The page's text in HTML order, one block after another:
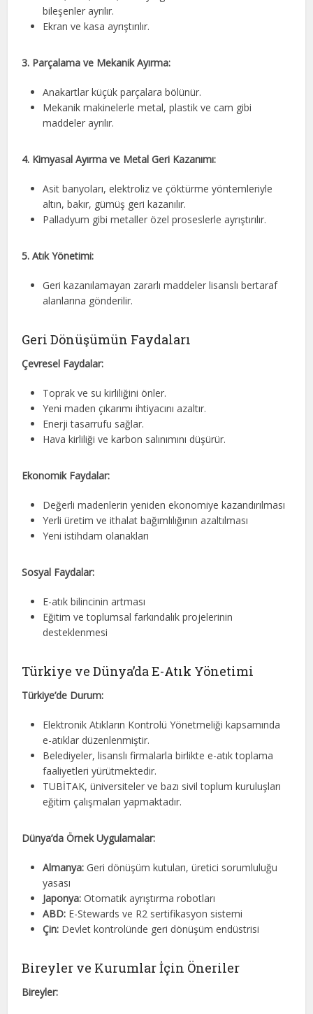
bileşenler ayrılır.
Ekran ve kasa ayrıştırılır.
3. Parçalama ve Mekanik Ayırma:
Anakartlar küçük parçalara bölünür.
Mekanik makinelerle metal, plastik ve cam gibi
maddeler ayrılır.
4. Kimyasal Ayırma ve Metal Geri Kazanımı:
Asit banyoları, elektroliz ve çöktürme yöntemleriyle
altın, bakır, gümüş geri kazanılır.
Palladyum gibi metaller özel proseslerle ayrıştırılır.
5. Atık Yönetimi:
Geri kazanılamayan zararlı maddeler lisanslı bertaraf
alanlarına gönderilir.
Geri Dönüşümün Faydaları
Çevresel Faydalar:
Toprak ve su kirliliğini önler.
Yeni maden çıkarımı ihtiyacını azaltır.
Enerji tasarrufu sağlar.
Hava kirliliği ve karbon salınımını düşürür.
Ekonomik Faydalar:
Değerli madenlerin yeniden ekonomiye kazandırılması
Yerli üretim ve ithalat bağımlılığının azaltılması
Yeni istihdam olanakları
Sosyal Faydalar:
E-atık bilincinin artması
Eğitim ve toplumsal farkındalık projelerinin
desteklenmesi
Türkiye ve Dünya’da E-Atık Yönetimi
Türkiye’de Durum:
Elektronik Atıkların Kontrolü Yönetmeliği kapsamında
e-atıklar düzenlenmiştir.
Belediyeler, lisanslı firmalarla birlikte e-atık toplama
faaliyetleri yürütmektedir.
TUBİTAK, üniversiteler ve bazı sivil toplum kuruluşları
eğitim çalışmaları yapmaktadır.
Dünya’da Örnek Uygulamalar:
Almanya: Geri dönüşüm kutuları, üretici sorumluluğu
yasası
Japonya: Otomatik ayrıştırma robotları
ABD: E-Stewards ve R2 sertifikasyon sistemi
Çin: Devlet kontrolünde geri dönüşüm endüstrisi
Bireyler ve Kurumlar İçin Öneriler
Bireyler: